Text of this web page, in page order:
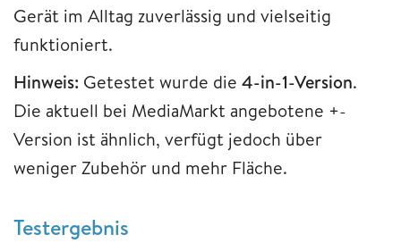
Gerät im Alltag zuverlässig und vielseitig
funktioniert.
Hinweis: Getestet wurde die 4-in-1-Version.
Die aktuell bei MediaMarkt angebotene +-
Version ist ähnlich, verfügt jedoch über
weniger Zubehör und mehr Fläche.
Testergebnis